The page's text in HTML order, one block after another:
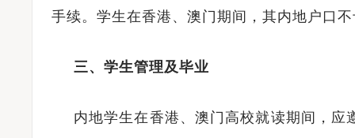
手续。学生在香港、澳门期间，其内地户口
三、学生管理及毕业
内地学生在香港、澳门高校就读期间，